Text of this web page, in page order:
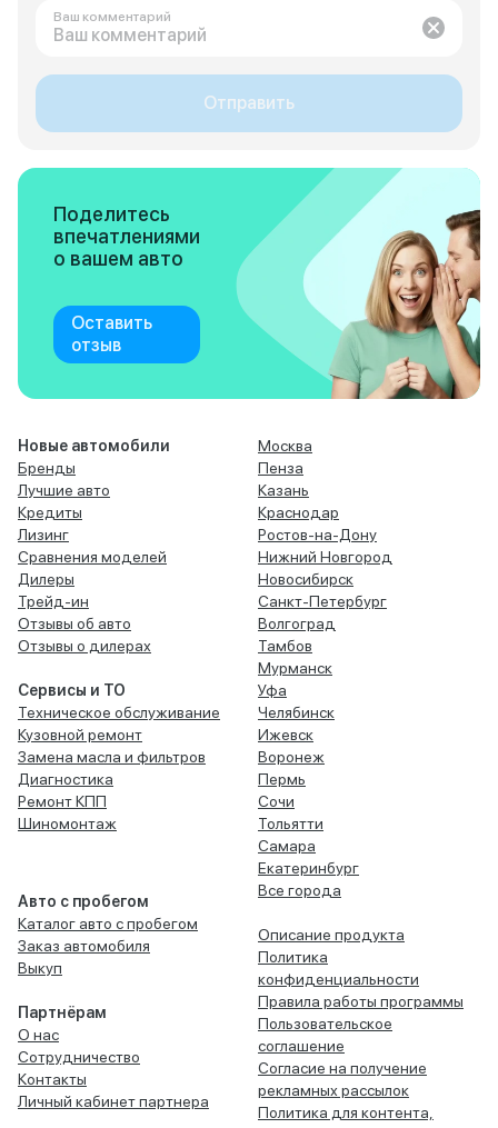
Ваш комментарий
Отправить
Поделитесь
впечатлениями
о вашем авто
Оставить
отзыв
Новые автомобили
Бренды
Лучшие авто
Кредиты
Лизинг
Сравнения моделей
Дилеры
Трейд-ин
Отзывы об авто
Отзывы о дилерах
Сервисы и ТО
Техническое обслуживание
Кузовной ремонт
Замена масла и фильтров
Диагностика
Ремонт КПП
Шиномонтаж
Авто с пробегом
Каталог авто с пробегом
Заказ автомобиля
Выкуп
Партнёрам
О нас
Сотрудничество
Контакты
Личный кабинет партнера
Москва
Пенза
Казань
Краснодар
Ростов-на-Дону
Нижний Новгород
Новосибирск
Санкт-Петербург
Волгоград
Тамбов
Мурманск
Уфа
Челябинск
Ижевск
Воронеж
Пермь
Сочи
Тольятти
Самара
Екатеринбург
Все города
Описание продукта
Политика
конфиденциальности
Правила работы программы
Пользовательское
соглашение
Согласие на получение
рекламных рассылок
Политика для контента,